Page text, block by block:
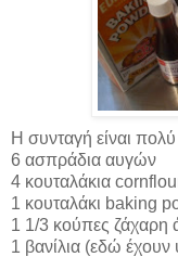
Η συνταγή είναι πολύ
6 ασπράδια αυγών
4 κουταλάκια
1 κουταλάκι baking
1 1/3 κούπες ζάχαρη
1 βανίλια (εδώ έχουν